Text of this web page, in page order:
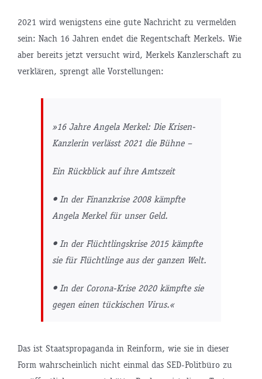
2021 wird wenigstens eine gute Nachricht zu vermelden
sein: Nach 16 Jahren endet die Regentschaft Merkels. Wie
aber bereits jetzt versucht wird, Merkels Kanzlerschaft zu
verklären, sprengt alle Vorstellungen:
»16 Jahre Angela Merkel: Die Krisen-
Kanzlerin verlässt 2021 die Bühne –
Ein Rückblick auf ihre Amtszeit
•In der Finanzkrise 2008 kämpfte
Angela Merkel für unser Geld.
•In der Flüchtlingskrise 2015 kämpfte
sie für Flüchtlinge aus der ganzen Welt.
•In der Corona-Krise 2020 kämpfte sie
gegen einen tückischen Virus.«
Das ist Staatspropaganda in Reinform, wie sie in dieser
Form wahrscheinlich nicht einmal das SED-Politbüro zu